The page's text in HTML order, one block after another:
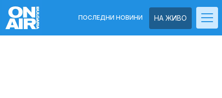
НА ЖИВО
ПОСЛЕДНИ НОВИНИ